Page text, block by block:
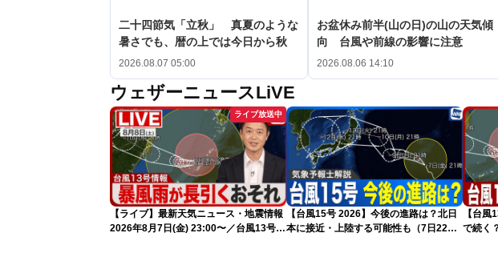
二十四節気「立秋」 真夏のような
暑さでも、暦の上では今日から秋
2026.08.07 05:00
お盆休み前半(山の日)の山の天気傾
向 台風や前線の影響に注意
2026.08.06 14:10
ウェザーニュースLiVE
ライブ放送中
【ライブ】最新天気ニュース・地震情報
2026年8月7日(金) 23:00〜／台風13号の
【台風15号 2026】今後の進路は？北日
本に接近・上陸する可能性も（7日22時
【台
で続く